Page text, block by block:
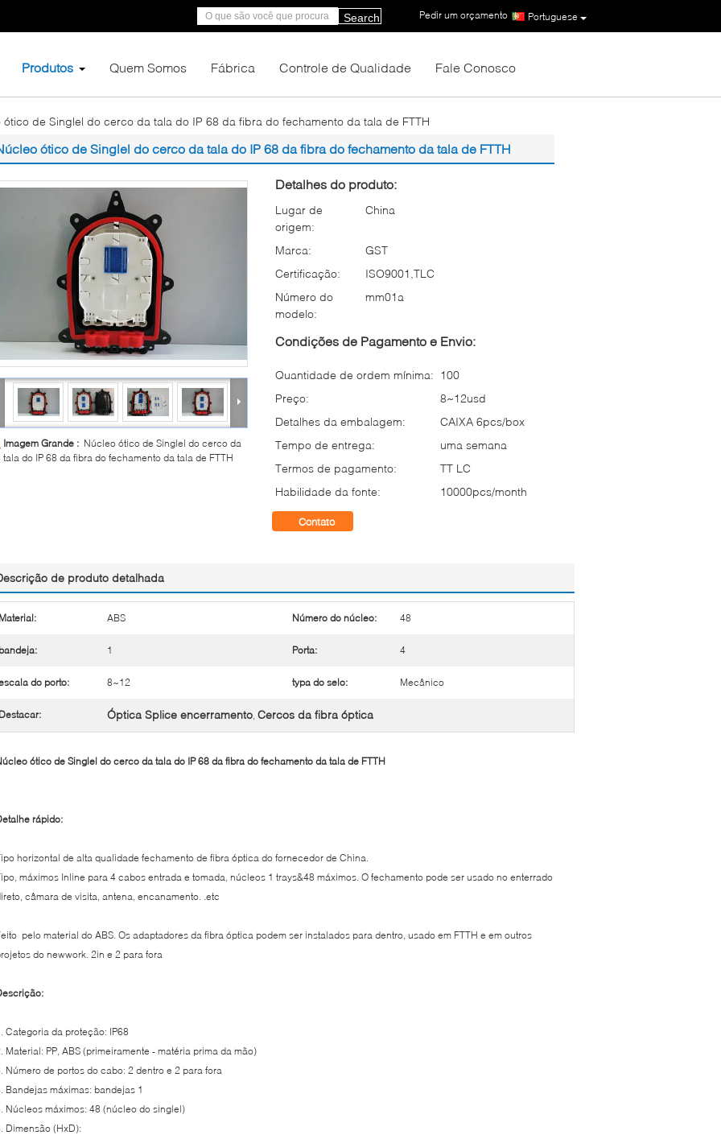
Portuguese
Pedir um orçamento |
Search
Produtos Quem Somos Fábrica Controle de Qualidade Fale Conosco
ótico de Singlel do cerco da tala do IP 68 da fibra do fechamento da tala de FTTH
ótico de Singlel do cerco da tala do IP 68 da fibra do fechamento da tala de FTTH
Imagem Grande : Núcleo ótico de Singlel do cerco da
tala do IP 68 da fibra do fechamento da tala de FTTH
Detalhes do produto:
Lugar de
origem:
China
Marca:
GST
Certificação:
ISO9001,TLC
Número do
modelo:
mm01a
Condições de Pagamento e Envio:
Quantidade de ordem mínima: 100
Preço:
8~12usd
Detalhes da embalagem:
CAIXA 6pcs/box
Tempo de entrega:
uma semana
Termos de pagamento:
TT LC
Habilidade da fonte:
10000pcs/month
Contato
de produto detalhada
Material: ABS Número do núcleo: 48
bandeja: 1 Porta: 4
do porto: 8~12 typa do selo: Mecânico
Destacar: Óptica Splice encerramento, Cercos da fibra óptica
ótico de Singlel do cerco da tala do IP 68 da fibra do fechamento da tala de FTTH
rápido:
horizontal de alta qualidade fechamento de fibra óptica do fornecedor de China.
máximos Inline para 4 cabos entrada e tomada, núcleos 1 trays&48 máximos. O fechamento pode ser usado no enterrado
câmara de visita, antena, encanamento. .etc
pelo material do ABS. Os adaptadores da fibra óptica podem ser instalados para dentro, usado em FTTH e em outros
do newwork. 2in e 2 para fora
Categoria da proteção: IP68
Material: PP, ABS (primeiramente - matéria prima da mão)
Número de portos do cabo: 2 dentro e 2 para fora
Bandejas máximas: bandejas 1
Núcleos máximos: 48 (núcleo do singlel)
Dimensão (HxD):